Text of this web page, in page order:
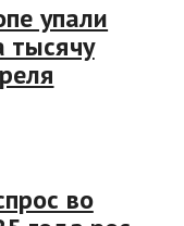
упали
тысячу
во